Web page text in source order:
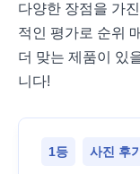
다양한 장점을 가
적인 평가로 순위
더 맞는 제품이 있
니다!
1등 사진 후기